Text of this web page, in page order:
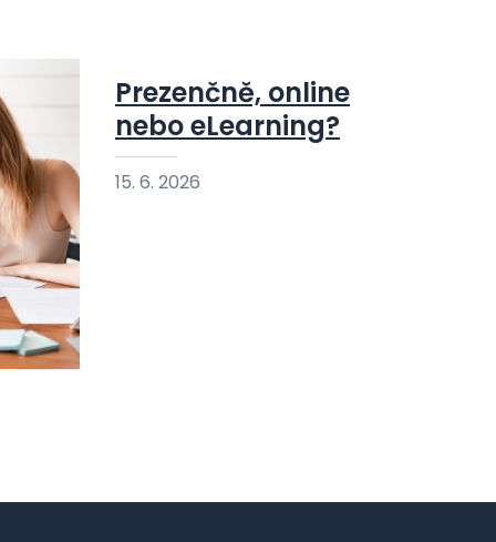
Prezenčně, online
nebo eLearning?
15. 6. 2026